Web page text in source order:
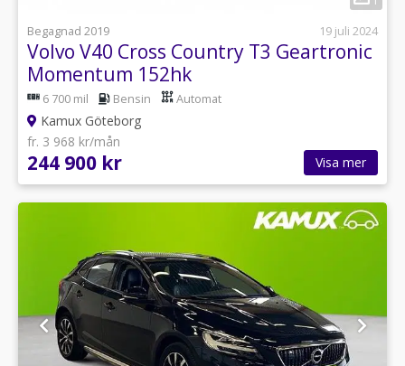
Begagnad 2019
19 juli 2024
Volvo V40 Cross Country T3 Geartronic
Momentum 152hk
6 700 mil Bensin Automat
Kamux Göteborg
fr. 3 968 kr/mån
244 900 kr Visa mer